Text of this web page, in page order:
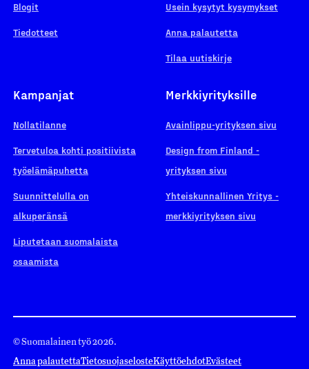
Blogit
Tiedotteet
Usein kysytyt kysymykset
Anna palautetta
Tilaa uutiskirje
Kampanjat
Nollatilanne
Tervetuloa kohti positiivista
työelämäpuhetta
Suunnittelulla on
alkuperänsä
Liputetaan suomalaista
osaamista
Merkkiyrityksille
Avainlippu-yrityksen sivu
Design from Finland -
yrityksen sivu
Yhteiskunnallinen Yritys -
merkkiyrityksen sivu
© Suomalainen työ 2026.
Anna palautettaTietosuojaselosteKäyttöehdotEvästeet